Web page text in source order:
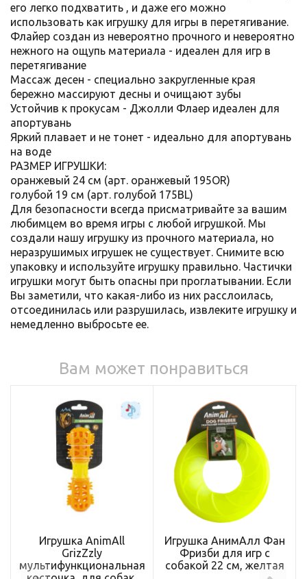
его легко подхватить , и даже его можно
использовать как игрушку для игры в перетягивание.
Флайер создан из невероятно прочного и невероятно
нежного на ощупь материала - идеален для игр в
перетягивание
Массаж десен - специально закругленные края
бережно массируют десны и очищают зубы
Устойчив к прокусам - Джолли Флаер идеален для
апортувань
Яркий плавает и не тонет - идеально для апортувань
на воде
РАЗМЕР ИГРУШКИ:
оранжевый 24 см (арт. оранжевый 195OR)
голубой 19 см (арт. голубой 175BL)
Для безопасности всегда присматривайте за вашим
любимцем во время игры с любой игрушкой. Мы
создали нашу игрушку из прочного материала, но
неразрушимых игрушек не существует. Снимите всю
упаковку и используйте игрушку правильно. Частички
игрушки могут быть опасны при проглатывании. Если
Вы заметили, что какая-либо из них расслоилась,
отсоединилась или разрушилась, извлеките игрушку и
немедленно выбросьте ее.
Вам может понравиться
Игрушка AnimAll
GrizZzly
мультифункциональная
Игрушка АнимАлл Фан
Фризби для игр с
собакой 22 см, желтая